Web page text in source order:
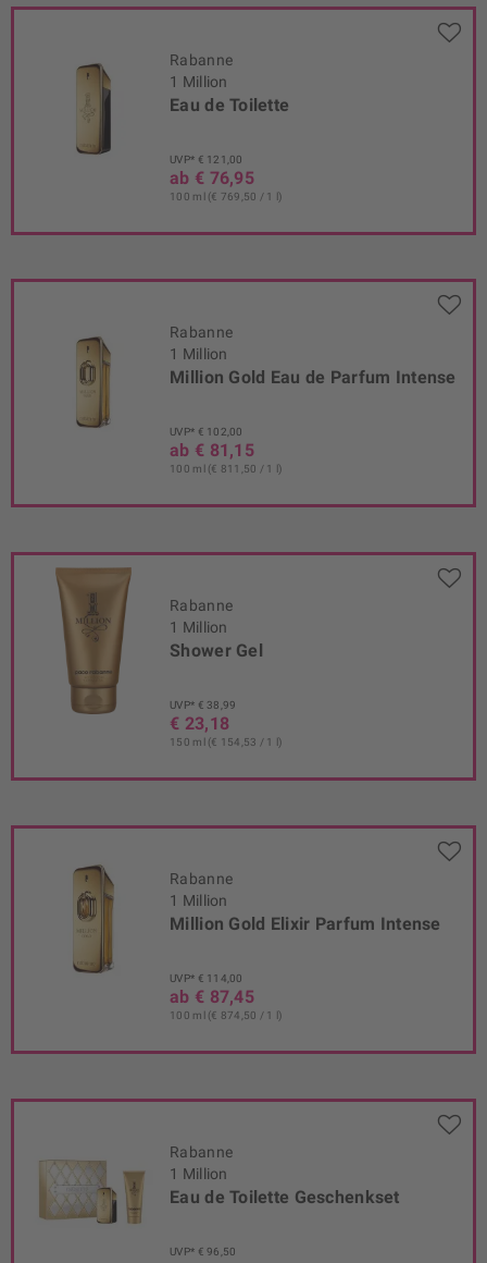
Rabanne
1 Million
Eau de Toilette
UVP* € 121,00
ab € 76,95
100 ml (€ 769,50 / 1 l)
Rabanne
1 Million
Million Gold Eau de Parfum Intense
UVP* € 102,00
ab € 81,15
100 ml (€ 811,50 / 1 l)
Rabanne
1 Million
Shower Gel
UVP* € 38,99
€ 23,18
150 ml (€ 154,53 / 1 l)
Rabanne
1 Million
Million Gold Elixir Parfum Intense
UVP* € 114,00
ab € 87,45
100 ml (€ 874,50 / 1 l)
Rabanne
1 Million
Eau de Toilette Geschenkset
UVP* € 96,50